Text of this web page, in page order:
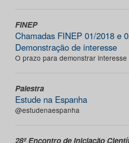
FINEP
Chamadas FINEP 01/2018 e
Demonstração de interesse
O prazo para demonstrar
Palestra
Estude na Espanha
@estudenaespanha
28º Encontro de Iniciação